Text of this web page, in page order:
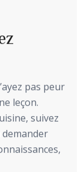
pas peur
leçon.
suivez
demander